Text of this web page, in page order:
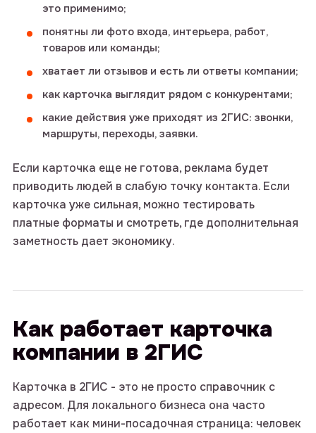
это применимо;
понятны ли фото входа, интерьера, работ,
товаров или команды;
хватает ли отзывов и есть ли ответы компании;
как карточка выглядит рядом с конкурентами;
какие действия уже приходят из 2ГИС: звонки,
маршруты, переходы, заявки.
Если карточка еще не готова, реклама будет
приводить людей в слабую точку контакта. Если
карточка уже сильная, можно тестировать
платные форматы и смотреть, где дополнительная
заметность дает экономику.
Как работает карточка
компании в 2ГИС
Карточка в 2ГИС - это не просто справочник с
адресом. Для локального бизнеса она часто
работает как мини-посадочная страница: человек